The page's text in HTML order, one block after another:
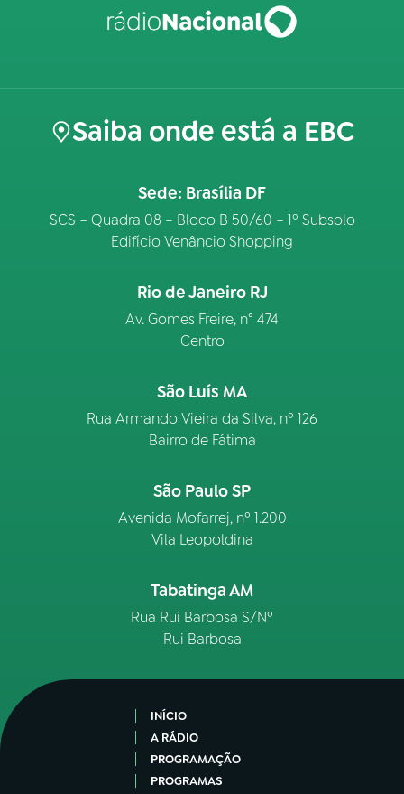
Saiba onde está a EBC
Sede: Brasília DF
SCS – Quadra 08 – Bloco B 50/60 – 1º Subsolo
Edifício Venâncio Shopping
Rio de Janeiro RJ
Av. Gomes Freire, n° 474
Centro
São Luís MA
Rua Armando Vieira da Silva, nº 126
Bairro de Fátima
São Paulo SP
Avenida Mofarrej, nº 1.200
Vila Leopoldina
Tabatinga AM
Rua Rui Barbosa S/Nº
Rui Barbosa
INÍCIO
A RÁDIO
PROGRAMAÇÃO
PROGRAMAS